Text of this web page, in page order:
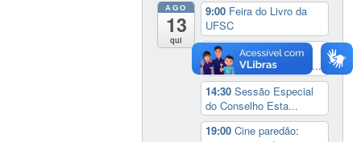
AGO
13
qui
9:00 Feira do Livro da
UFSC
14:00 Seminário
Internacional ‘Ninguém...
14:30Sessão Especial
do Conselho Esta...
19:00Cine paredão: